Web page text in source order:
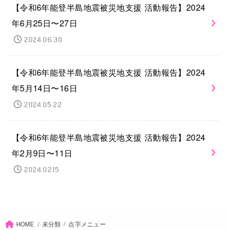
【令和6年能登半島地震被災地支援 活動報告】2024
年6月25日〜27日
2024.06.30
【令和6年能登半島地震被災地支援 活動報告】2024
年5月14日〜16日
2024.05.22
【令和6年能登半島地震被災地支援 活動報告】2024
年2月9日〜11日
2024.02.15
HOME 未分類 点字メニュー